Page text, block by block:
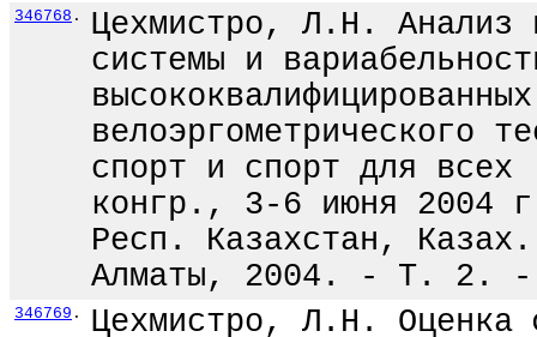
346768 .
Цехмистро, Л.Н. Анализ
системы и
велоэргометрического
спорт и спорт для
конгр., 3-6 июня 2004
Респ. Казахстан,
Алматы, 2004. - Т. 2.
346769 .
Цехмистро, Л.Н. Оценка